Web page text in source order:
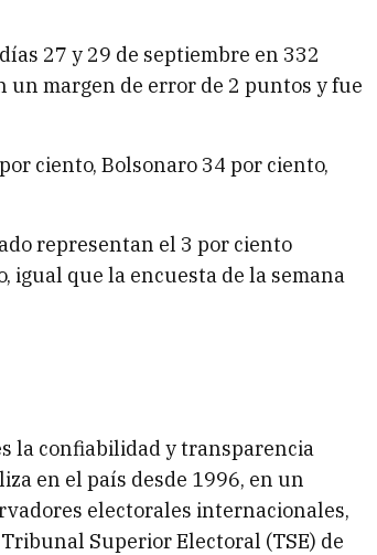
27 y 29 de septiembre en 332
un margen de error de 2 puntos y fue
ciento, Bolsonaro 34 por ciento,
representan el 3 por ciento
igual que la encuesta de la semana
la confiabilidad y transparencia
en el país desde 1996, en un
electorales internacionales,
Superior Electoral (TSE) de